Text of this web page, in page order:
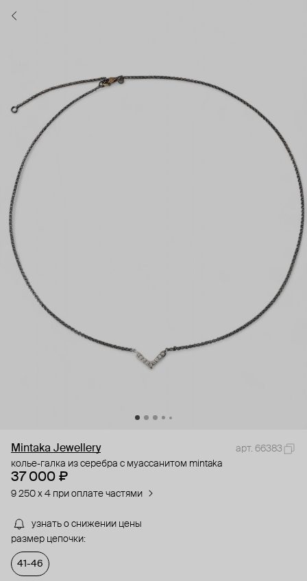
Mintaka Jewellery
арт. 66383
колье-галка из серебра с муассанитом mintaka
37 000 ₽
9 250 x 4 при оплате частями
узнать о снижении цены
размер цепочки:
41-46